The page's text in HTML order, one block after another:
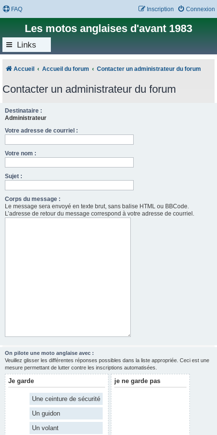
FAQ Connexion
Inscription
Les motos anglaises d'avant 1983
Links
Accueil Accueil du forum Contacter un administrateur du forum
Contacter un administrateur du forum
Destinataire :
Administrateur
Votre adresse de courriel :
Votre nom :
Sujet :
Corps du message :
Le message sera envoyé en texte brut, sans balise HTML ou BBCode.
L’adresse de retour du message correspond à votre adresse de courriel.
On pilote une moto anglaise avec :
Veuillez glisser les différentes réponses possibles dans la liste appropriée. Ceci est une
mesure permettant de lutter contre les inscriptions automatisées.
Je garde
Une ceinture de sécurité
Un guidon
Un volant
je ne garde pas